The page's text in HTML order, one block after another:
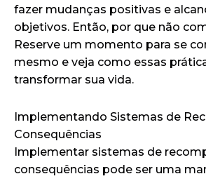
fazer mudanças positivas e
objetivos. Então, por que não
Reserve um momento para se
mesmo e veja como essas
transformar sua vida.
Implementando Sistemas de
Consequências
Implementar sistemas de
consequências pode ser uma